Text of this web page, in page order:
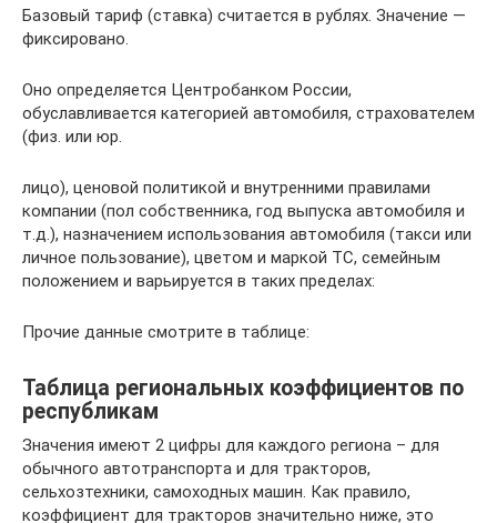
Базовый тариф (ставка) считается в рублях. Значение —
фиксировано.
Оно определяется Центробанком России,
обуславливается категорией автомобиля, страхователем
(физ. или юр.
лицо), ценовой политикой и внутренними правилами
компании (пол собственника, год выпуска автомобиля и
т.д.), назначением использования автомобиля (такси или
личное пользование), цветом и маркой ТС, семейным
положением и варьируется в таких пределах:
Прочие данные смотрите в таблице:
Таблица региональных коэффициентов по
республикам
Значения имеют 2 цифры для каждого региона – для
обычного автотранспорта и для тракторов,
сельхозтехники, самоходных машин. Как правило,
коэффициент для тракторов значительно ниже, это